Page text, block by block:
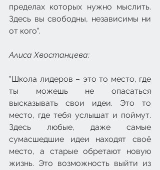
пределах которых нужно мыслить.
Здесь вы свободны, независимы ни
от кого".
Алиса Хвостанцева:
"Школа лидеров – это то место, где
ты можешь не опасаться
высказывать свои идеи. Это то
место, где тебя услышат и поймут.
Здесь любые, даже самые
сумасшедшие идеи находят своё
место, а старые обретают новую
жизнь. Это возможность выйти из